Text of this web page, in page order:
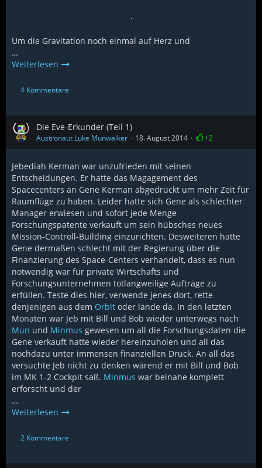
Um die Gravitation noch einmal auf Herz und
…
Weiterlesen
4 Kommentare
Die Eve-Erkunder (Teil 1)
Austronaut Luke Munwalker 18. August 2014 +2
Jebediah Kerman war unzufrieden mit seinen
Entscheidungen. Er hatte das Magagement des
Spacecenters an Gene Kerman abgedrückt um mehr Zeit für
Raumflüge zu haben. Leider hatte sich Gene als schlechter
Manager erwiesen und sofort jede Menge
Forschungspatente verkauft um sein hübsches neues
Mission-Controll-Building einzurichten. Desweiteren hatte
Gene dermaßen schlecht mit der Regierung über die
Finanzierung des Space-Centers verhandelt, dass es nun
notwendig war für private Wirtschafts und
Forschungsunternehmen totlangweilige Aufträge zu
erfüllen. Teste dies hier, verwende jenes dort, rette
denjenigen aus dem Orbit oder lande da. In den letzten
Monaten war Jeb mit Bill und Bob wieder unterwegs nach
Mun und Minmus gewesen um all die Forschungsdaten die
Gene verkauft hatte wieder hereinzuholen und all das
nochdazu unter immensen finanziellen Druck. An all das
versuchte Jeb nicht zu denken wärend er mit Bill und Bob
im MK 1-2 Cockpit saß. Minmus war beinahe komplett
erforscht und der
…
Weiterlesen
2 Kommentare